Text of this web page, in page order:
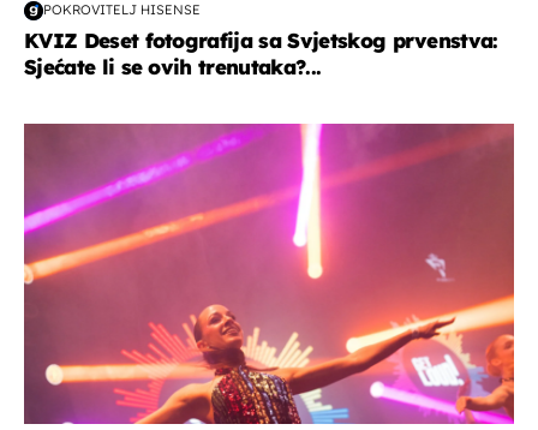
POKROVITELJ HISENSE
KVIZ Deset fotografija sa Svjetskog prvenstva:
Sjećate li se ovih trenutaka?...